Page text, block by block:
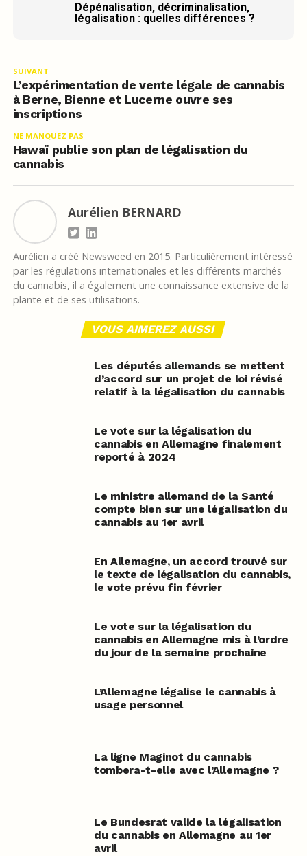
Dépénalisation, décriminalisation,
légalisation : quelles différences ?
SUIVANT
L’expérimentation de vente légale de cannabis
à Berne, Bienne et Lucerne ouvre ses
inscriptions
NE MANQUEZ PAS
Hawaï publie son plan de légalisation du
cannabis
Aurélien BERNARD
Aurélien a créé Newsweed en 2015. Particulièrement intéressé
par les régulations internationales et les différents marchés
du cannabis, il a également une connaissance extensive de la
plante et de ses utilisations.
VOUS AIMEREZ AUSSI
Les députés allemands se mettent
d’accord sur un projet de loi révisé
relatif à la légalisation du cannabis
Le vote sur la légalisation du
cannabis en Allemagne finalement
reporté à 2024
Le ministre allemand de la Santé
compte bien sur une légalisation du
cannabis au 1er avril
En Allemagne, un accord trouvé sur
le texte de légalisation du cannabis,
le vote prévu fin février
Le vote sur la légalisation du
cannabis en Allemagne mis à l’ordre
du jour de la semaine prochaine
L’Allemagne légalise le cannabis à
usage personnel
La ligne Maginot du cannabis
tombera-t-elle avec l’Allemagne ?
Le Bundesrat valide la légalisation
du cannabis en Allemagne au 1er
avril